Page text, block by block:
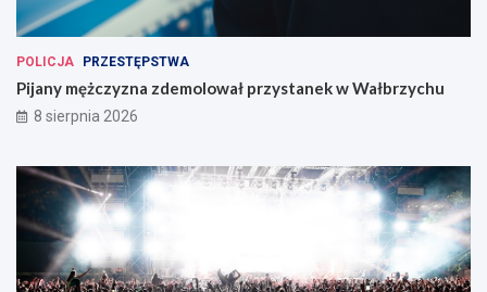
POLICJA PRZESTĘPSTWA
Pijany mężczyzna zdemolował przystanek w Wałbrzychu
8 sierpnia 2026